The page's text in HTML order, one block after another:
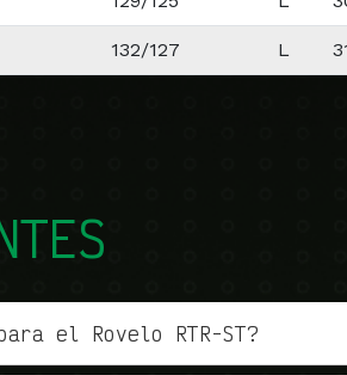
132/127 L
el Rovelo RTR-ST?